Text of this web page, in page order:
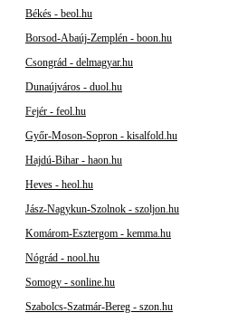
Békés - beol.hu
Borsod-Abaúj-Zemplén - boon.hu
Csongrád - delmagyar.hu
Dunaújváros - duol.hu
Fejér - feol.hu
Győr-Moson-Sopron - kisalfold.hu
Hajdú-Bihar - haon.hu
Heves - heol.hu
Jász-Nagykun-Szolnok - szoljon.hu
Komárom-Esztergom - kemma.hu
Nógrád - nool.hu
Somogy - sonline.hu
Szabolcs-Szatmár-Bereg - szon.hu